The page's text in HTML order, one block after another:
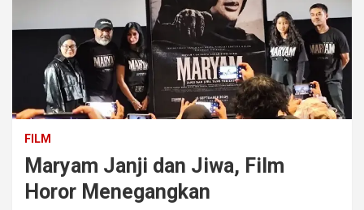
FILM
Maryam Janji dan Jiwa, Film
Horor Menegangkan